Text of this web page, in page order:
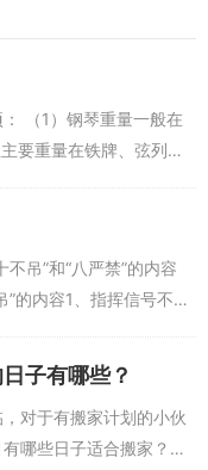
（1）钢琴重量一般在
要重量在铁牌、弦列部
琴向后翻倒。（2）在搬
部件...
吊”和“八严禁”的内容
”的内容1、指挥信号不明
；4、散物捆扎不牢或
...
子有哪些？
对于有搬家计划的小伙
哪些日子适合搬家？对